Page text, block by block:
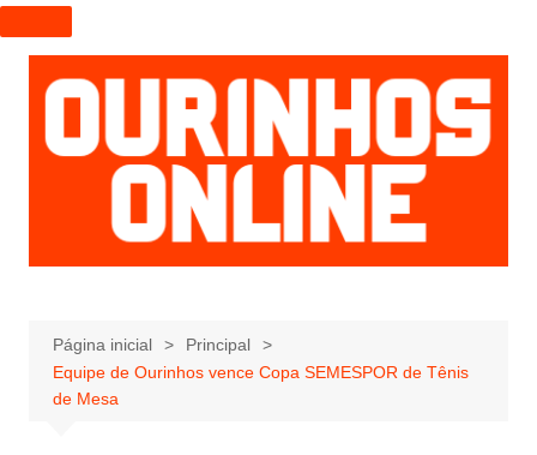
I
r
p
a
r
a
e
ú
d
Página inicial
Principal
Equipe de Ourinhos vence Copa SEMESPOR de Tênis
de Mesa